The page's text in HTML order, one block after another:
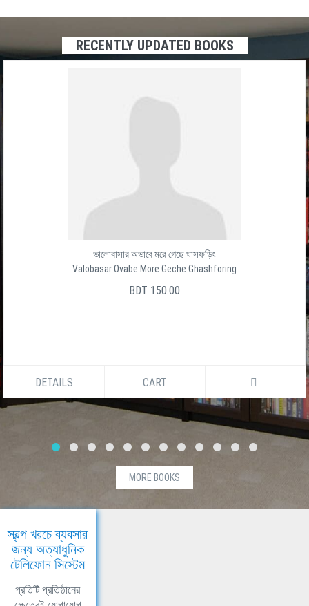
RECENTLY UPDATED BOOKS
ভালোবাসার অভাবে মরে গেছে ঘাসফড়িং
Valobasar Ovabe More Geche Ghashforing
BDT 150.00
DETAILS CART
MORE BOOKS
স্বল্প খরচে ব্যবসার
জন্য অত্যাধুনিক
টেলিফোন সিস্টেম
প্রতিটি প্রতিষ্ঠানের